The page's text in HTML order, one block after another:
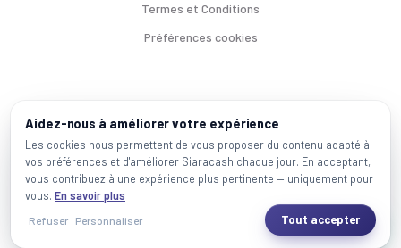
Termes et Conditions
Préférences cookies
Voitures par ville
Casablanca | | Mohammadia |Salé | |
Marques populaires
Mercedes| |Volkswagen Renault Toyota Peugeot
2026 SiaraCash - Tous les droits sont réservés
Aidez-nous à améliorer votre expérience
Les cookies nous permettent de vous proposer du contenu adapté à
vos préférences et d'améliorer Siaracash chaque jour. En acceptant,
vous contribuez à une expérience plus pertinente — uniquement pour
vous. En savoir plus
Refuser Personnaliser Tout accepter